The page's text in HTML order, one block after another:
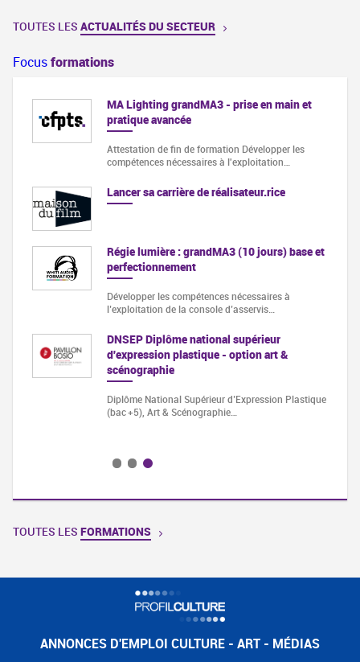
TOUTES LES ACTUALITÉS DU SECTEUR
Focusformations
MA Lighting grandMA3 - prise en main et
pratique avancée
Attestation de fin de formation Développer les
compétences nécessaires à l'exploitation…
Lancer sa carrière de réalisateur.rice
Régie lumière : grandMA3 (10 jours) base et
perfectionnement
Développer les compétences nécessaires à
l’exploitation de la console d’asservis…
DNSEP Diplôme national supérieur
d'expression plastique - option art &
scénographie
Diplôme National Supérieur d’Expression Plastique
(bac +5), Art & Scénographie…
TOUTES LES FORMATIONS
ANNONCES D'EMPLOI CULTURE - ART - MÉDIAS